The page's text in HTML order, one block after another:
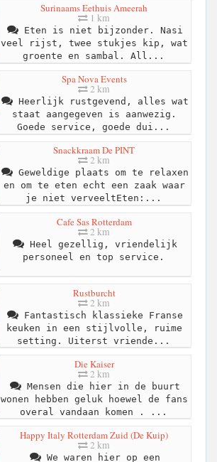
Surinaams Eethuis Ameerah
1 km
Eten is niet bijzonder. Nasi
veel rijst, twee stukjes kip, wat
groente en sambal. All...
Spa Nova Events
2 km
Heerlijk rustgevend, alles wat
staat aangegeven is aanwezig.
Goede service, goede dui...
Snackkraam De PINT
2 km
Geweldige plaats om te relaxen
en om te eten echt een zaak waar
je niet verveeltEten:...
Cafe Sas Rotterdam
2 km
Heel gezellig, vriendelijk
personeel en top service.
Rustburcht
2 km
Fantastisch klassieke Franse
keuken in een stijlvolle, ruime
setting. Uiterst vriende...
Die Kaiser
2 km
Mensen die hier in de buurt
wonen hebben geluk hoewel de fans
overal vandaan komen . ...
Happy Italy Rotterdam Zuid (De Kuip)
2 km
We waren hier op een